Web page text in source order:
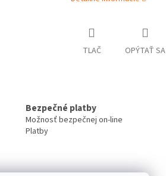
TLAČ OPÝTAŤ SA
Bezpečné platby
Možnosť bezpečnej on-line
Platby